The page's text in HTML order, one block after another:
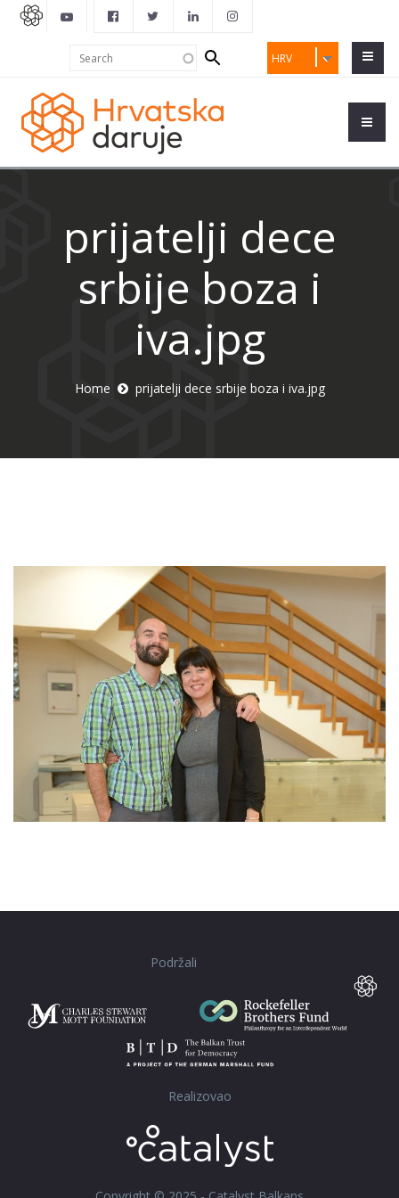
HRV
Search
form
prijatelji dece
srbije boza i
iva.jpg
Home prijatelji dece srbije boza i iva.jpg
Podržali
Realizovao